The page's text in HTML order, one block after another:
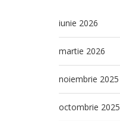
iunie 2026
martie 2026
noiembrie 2025
octombrie 2025